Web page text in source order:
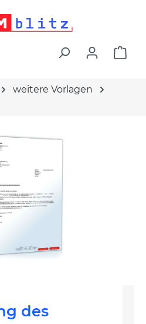
weitere Vorlagen
des